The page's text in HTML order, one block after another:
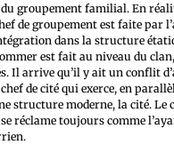
groupement familial. En
de groupement est faite par
dans la structure
est fait au niveau du
Il arrive qu’il y ait un conflit
de cité qui exerce, en
structure moderne, la cité. Le
réclame toujours comme